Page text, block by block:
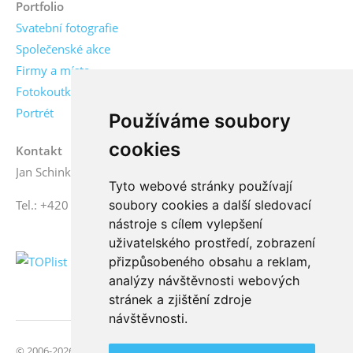
Používáme soubory
cookies
Tyto webové stránky používají
soubory cookies a další sledovací
nástroje s cílem vylepšení
uživatelského prostředí, zobrazení
přizpůsobeného obsahu a reklam,
analýzy návštěvnosti webových
stránek a zjištění zdroje
návštěvnosti.
Portfolio
Svatební fotografie
Společenské akce
Firmy a místa
Fotokoutky
Portrét
Kontakt
Jan Schinko jr., fotograf
Tel.: +420 776 771 000